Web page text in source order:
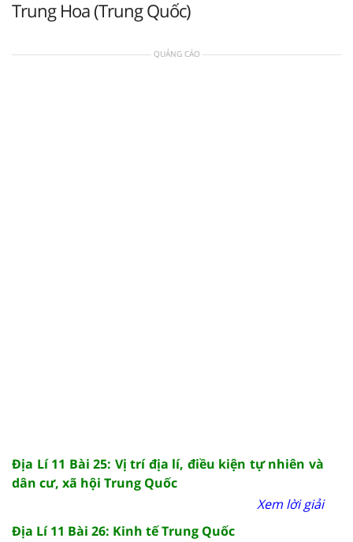
Trung Hoa (Trung Quốc)
QUẢNG CÁO
Địa Lí 11 Bài 25: Vị trí địa lí, điều kiện tự nhiên và
dân cư, xã hội Trung Quốc
Xem lời giải
Địa Lí 11 Bài 26: Kinh tế Trung Quốc